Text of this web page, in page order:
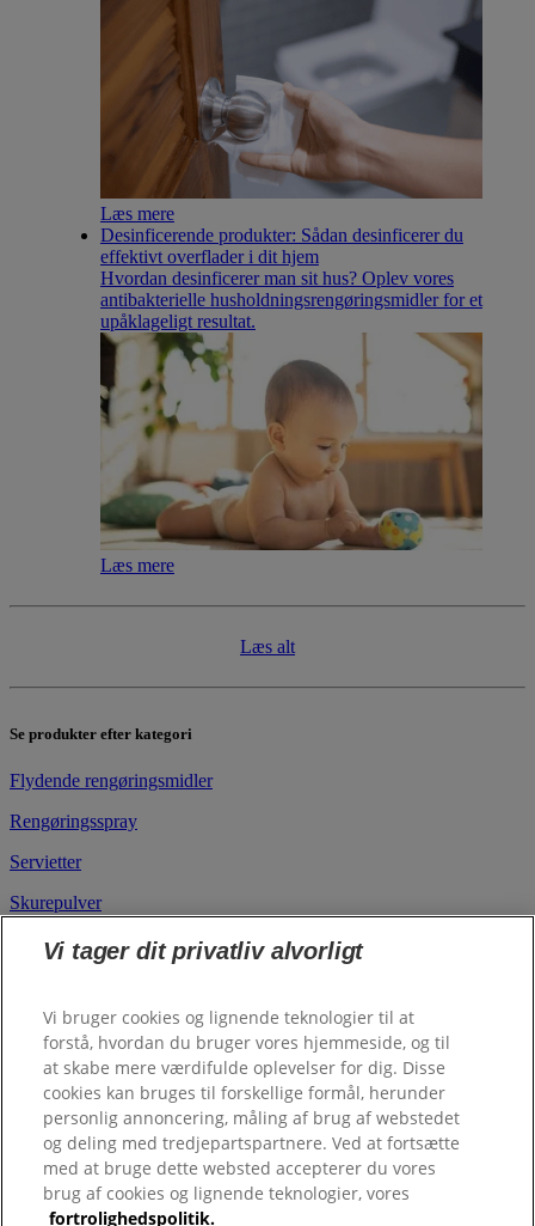
Læs mere
Desinficerende produkter: Sådan desinficerer du
effektivt overflader i dit hjem
Hvordan desinficerer man sit hus? Oplev vores
antibakterielle husholdningsrengøringsmidler for et
upåklageligt resultat.
Læs mere
Læs alt
Se produkter efter kategori
Flydende rengøringsmidler
Rengøringsspray
Servietter
Skurepulver
Se rengøringsprodukter efter rum/overflade
Køkken
Badeværelse
​Vinduer & Spejle
Gulve
Forskellige overflader
Vi tager dit privatliv alvorligt
Vi bruger cookies og lignende teknologier til at
forstå, hvordan du bruger vores hjemmeside, og til
at skabe mere værdifulde oplevelser for dig. Disse
cookies kan bruges til forskellige formål, herunder
personlig annoncering, måling af brug af webstedet
og deling med tredjepartspartnere. Ved at fortsætte
med at bruge dette websted accepterer du vores
brug af cookies og lignende teknologier, vores
fortrolighedspolitik.